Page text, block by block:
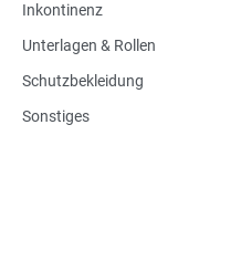
Inkontinenz
Unterlagen & Rollen
Schutzbekleidung
Sonstiges